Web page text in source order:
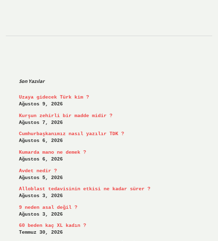
Son Yazılar
Uzaya gidecek Türk kim ?
Ağustos 9, 2026
Kurşun zehirli bir madde midir ?
Ağustos 7, 2026
Cumhurbaşkanımız nasıl yazılır TDK ?
Ağustos 6, 2026
Kumarda mano ne demek ?
Ağustos 6, 2026
Avdet nedir ?
Ağustos 5, 2026
Alloblast tedavisinin etkisi ne kadar sürer ?
Ağustos 3, 2026
9 neden asal değil ?
Ağustos 3, 2026
60 beden kaç XL kadın ?
Temmuz 30, 2026